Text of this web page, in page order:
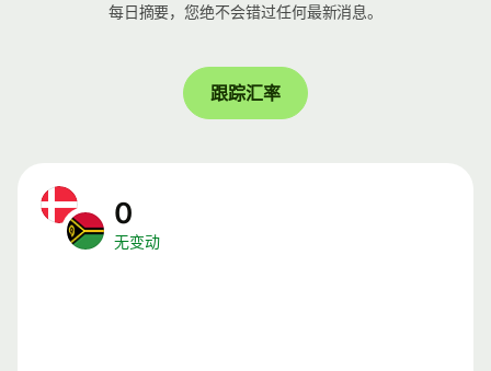
每日摘要，您绝不会错过任何最新消息。
跟踪汇率
0
无变动